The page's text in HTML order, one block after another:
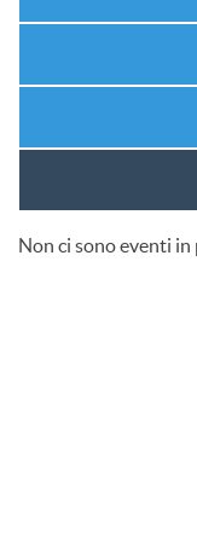
Non ci sono eventi